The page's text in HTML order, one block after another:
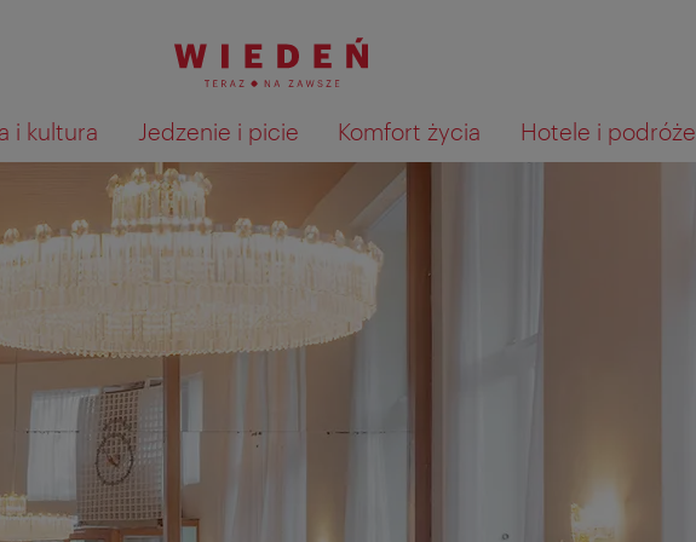
i kultura Jedzenie i picie Komfort życia Hotele i podróże
Pokaż na mapie wyniki wyszukiwania